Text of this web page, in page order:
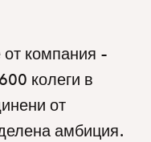
от компания -
колеги в
от
амбиция.